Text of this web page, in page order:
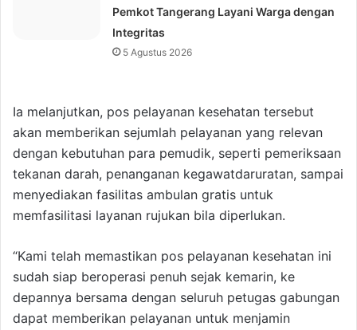
Pemkot Tangerang Layani Warga dengan
Integritas
5 Agustus 2026
Ia melanjutkan, pos pelayanan kesehatan tersebut
akan memberikan sejumlah pelayanan yang relevan
dengan kebutuhan para pemudik, seperti pemeriksaan
tekanan darah, penanganan kegawatdaruratan, sampai
menyediakan fasilitas ambulan gratis untuk
memfasilitasi layanan rujukan bila diperlukan.
“Kami telah memastikan pos pelayanan kesehatan ini
sudah siap beroperasi penuh sejak kemarin, ke
depannya bersama dengan seluruh petugas gabungan
dapat memberikan pelayanan untuk menjamin